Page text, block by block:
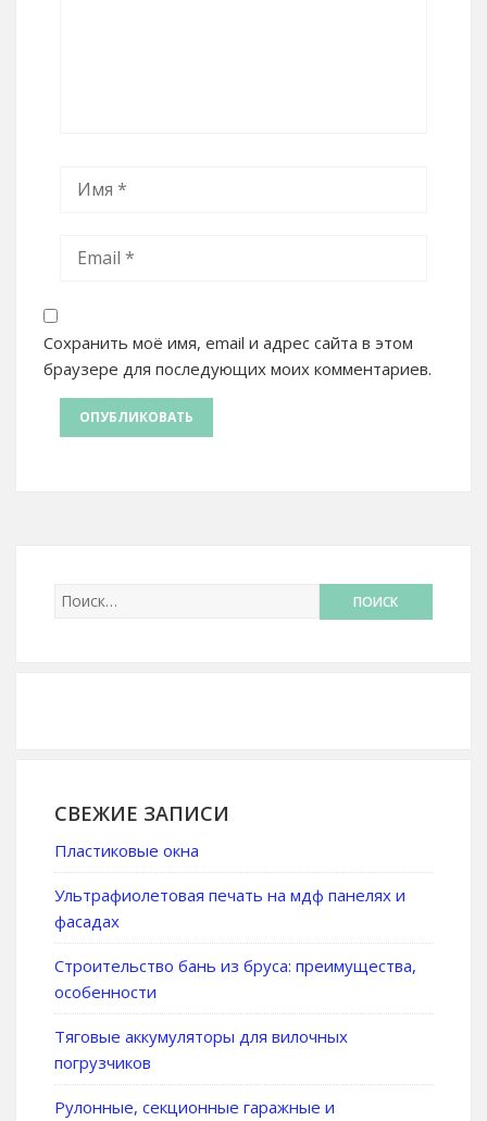
Сохранить моё имя, email и адрес сайта в этом
браузере для последующих моих комментариев.
СВЕЖИЕ ЗАПИСИ
Пластиковые окна
Ультрафиолетовая печать на мдф панелях и
фасадах
Строительство бань из бруса: преимущества,
особенности
Тяговые аккумуляторы для вилочных
погрузчиков
Рулонные, секционные гаражные и